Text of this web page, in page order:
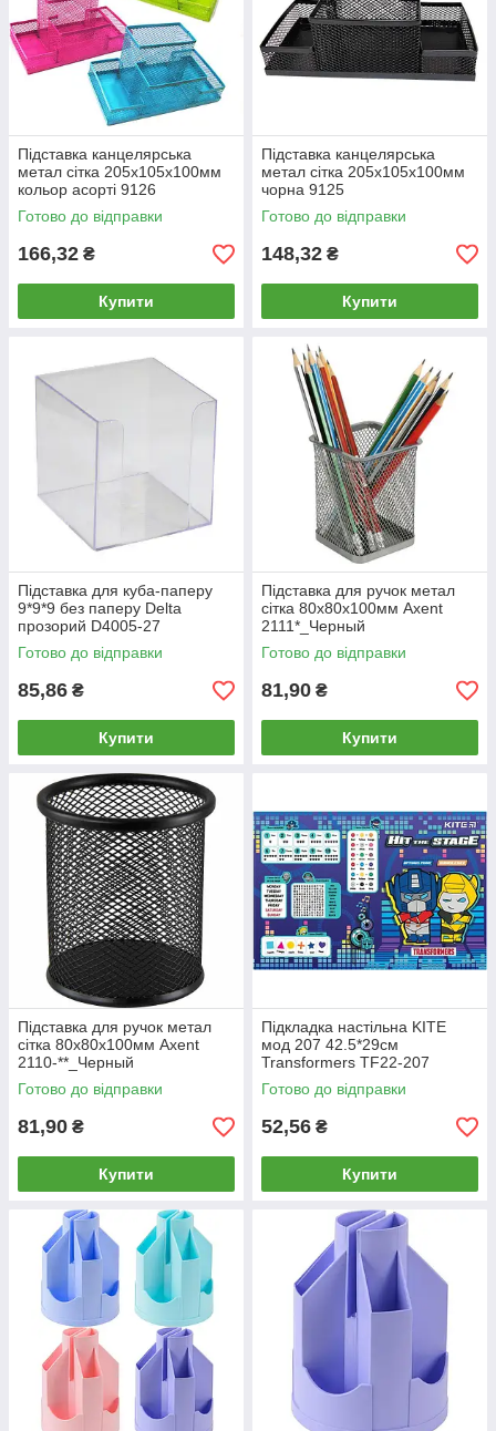
Підставка канцелярська
метал сітка 205x105x100мм
кольор асорті 9126
Готово до відправки
166,32 ₴
Купити
Підставка канцелярська
метал сітка 205х105х100мм
чорна 9125
Готово до відправки
148,32 ₴
Купити
Підставка для куба-паперу
9*9*9 без паперу Delta
прозорий D4005-27
Готово до відправки
85,86 ₴
Купити
Підставка для ручок метал
сітка 80x80x100мм Axent
2111*_Черный
Готово до відправки
81,90 ₴
Купити
Підставка для ручок метал
сітка 80x80x100мм Axent
2110-**_Черный
Готово до відправки
81,90 ₴
Купити
Підкладка настільна KITE
мод 207 42.5*29см
Transformers TF22-207
Готово до відправки
52,56 ₴
Купити